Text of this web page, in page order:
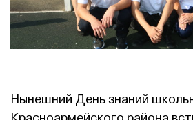
Нынешний День знаний